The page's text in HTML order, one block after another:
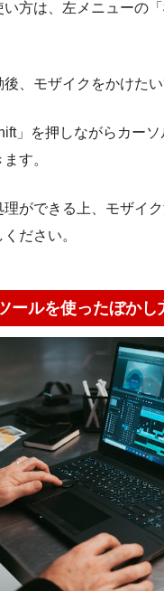
方は、左メニューの
、モザイクをかけたい
」を押しながらカー
す。
ができる上、モザイ
ださい。
ールを使ったぼかし